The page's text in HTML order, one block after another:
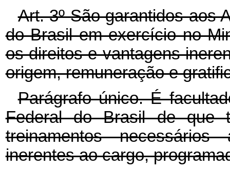
Art. 3º São garantidos aos
do Brasil em exercício no
os direitos e vantagens
origem, remuneração e
Parágrafo único. É
Federal do Brasil de que
treinamentos
inerentes ao cargo,